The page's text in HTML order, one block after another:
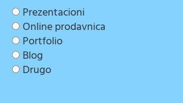
Prezentacioni
Online prodavnica
Portfolio
Blog
Drugo